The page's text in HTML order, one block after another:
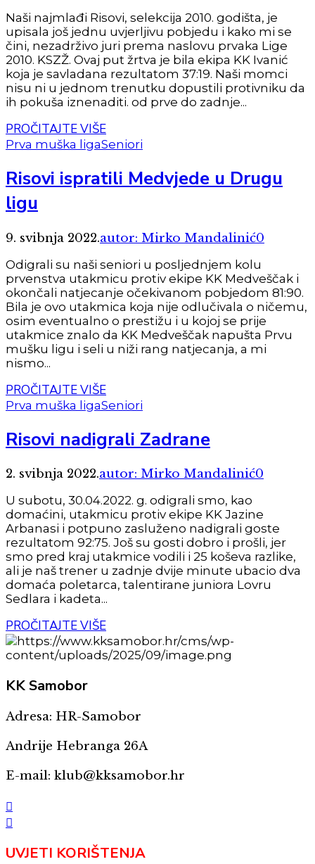
Naši najmlađi Risovi, selekcija 2010. godišta, je
upisala još jednu uvjerljivu pobjedu i kako mi se
čini, nezadrživo juri prema naslovu prvaka Lige
2010. KSZŽ. Ovaj put žrtva je bila ekipa KK Ivanić
koja je savladana rezultatom 37:19. Naši momci
nisu ni u jednom trenutku dopustili protivniku da
ih pokuša iznenaditi. od prve do zadnje...
PROČITAJTE VIŠE
Prva muška ligaSeniori
Risovi ispratili Medvjede u Drugu
ligu
9. svibnja 2022.autor: Mirko Mandalinić0
Odigrali su naši seniori u posljednjem kolu
prvenstva utakmicu protiv ekipe KK Medveščak i
okončali natjecanje očekivanom pobjedom 81:90.
Bila je ovo utakmica koja nije odlučivala o ničemu,
osim eventualno o prestižu i u kojoj se prije
utakmice znalo da KK Medveščak napušta Prvu
mušku ligu i seli u niži rang natjecanja, a mi
nismo...
PROČITAJTE VIŠE
Prva muška ligaSeniori
Risovi nadigrali Zadrane
2. svibnja 2022.autor: Mirko Mandalinić0
U subotu, 30.04.2022. g. odigrali smo, kao
domaćini, utakmicu protiv ekipe KK Jazine
Arbanasi i potpuno zasluženo nadigrali goste
rezultatom 92:75. Još su gosti dobro i prošli, jer
smo pred kraj utakmice vodili i 25 koševa razlike,
ali je naš trener u zadnje dvije minute ubacio dva
domaća poletarca, talentirane juniora Lovru
Sedlara i kadeta...
PROČITAJTE VIŠE
KKSamobor
Adresa: HR-Samobor
Andrije Hebranga 26A
E-mail: klub@kksamobor.hr
UVJETI KORIŠTENJA